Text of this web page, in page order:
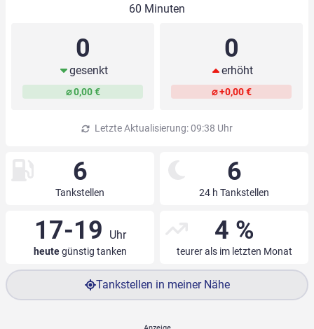
60 Minuten
0
gesenkt
⌀ 0,00 €
0
erhöht
⌀ +0,00 €
Letzte Aktualisierung: 09:38 Uhr
6
Tankstellen
6
24 h Tankstellen
17-19 Uhr
heutegünstig tanken
4 %
teurer als im letzten Monat
Tankstellen in meiner Nähe